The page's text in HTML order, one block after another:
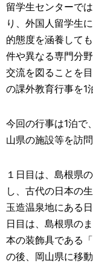
留学生センターで
り、外国人留学生
的態度を涵養して
件や異なる専門分
交流を図ることを
の課外教育行事を1
今回の行事は1泊で
山県の施設等を訪問
１日目は、島根県
し、古代の日本の
玉造温泉地にある
日目は、島根県の
本の装飾具である
の後、岡山県に移